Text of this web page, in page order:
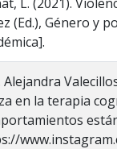
(Ed.), Género y
Alejandra Valecillos
en la terapia
están